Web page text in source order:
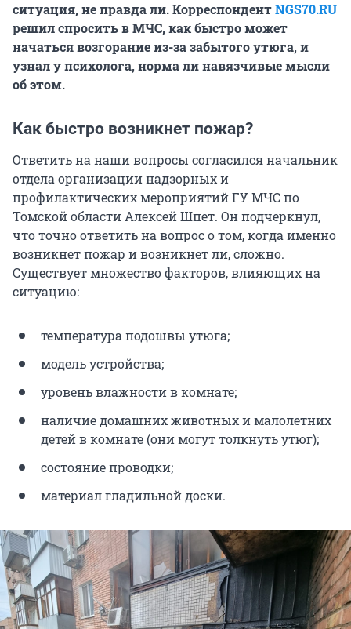
ситуация, не правда ли. КорреспондентNGS70.RU
решил спросить в МЧС, как быстро может
начаться возгорание из-за забытого утюга, и
узнал у психолога, норма ли навязчивые мысли
об этом.
Как быстро возникнет пожар?
Ответить на наши вопросы согласился начальник
отдела организации надзорных и
профилактических мероприятий ГУ МЧС по
Томской области Алексей Шпет. Он подчеркнул,
что точно ответить на вопрос о том, когда именно
возникнет пожар и возникнет ли, сложно.
Существует множество факторов, влияющих на
ситуацию:
температура подошвы утюга;
модель устройства;
уровень влажности в комнате;
наличие домашних животных и малолетних
детей в комнате (они могут толкнуть утюг);
состояние проводки;
материал гладильной доски.